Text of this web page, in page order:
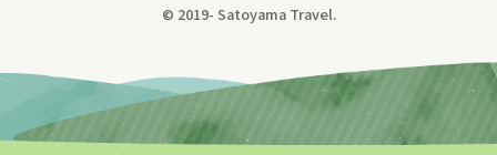
© 2019- Satoyama Travel.